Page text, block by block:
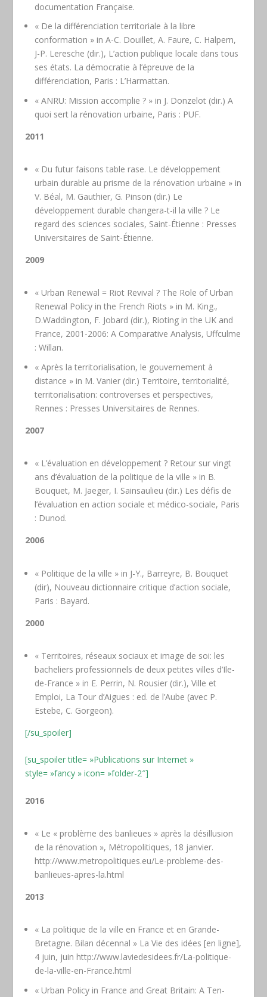
documentation Française.
« De la différenciation territoriale à la libre
conformation » in A-C. Douillet, A. Faure, C. Halpern,
J-P. Leresche (dir.), L’action publique locale dans tous
ses états. La démocratie à l’épreuve de la
différenciation, Paris : L’Harmattan.
« ANRU: Mission accomplie ? » in J. Donzelot (dir.) A
quoi sert la rénovation urbaine, Paris : PUF.
2011
« Du futur faisons table rase. Le développement
urbain durable au prisme de la rénovation urbaine » in
V. Béal, M. Gauthier, G. Pinson (dir.) Le
développement durable changera-t-il la ville ? Le
regard des sciences sociales, Saint-Étienne : Presses
Universitaires de Saint-Étienne.
2009
« Urban Renewal = Riot Revival ? The Role of Urban
Renewal Policy in the French Riots » in M. King.,
D.Waddington, F. Jobard (dir.), Rioting in the UK and
France, 2001-2006: A Comparative Analysis, Uffculme
: Willan.
« Après la territorialisation, le gouvernement à
distance » in M. Vanier (dir.) Territoire, territorialité,
territorialisation: controverses et perspectives,
Rennes : Presses Universitaires de Rennes.
2007
« L’évaluation en développement ? Retour sur vingt
ans d’évaluation de la politique de la ville » in B.
Bouquet, M. Jaeger, I. Sainsaulieu (dir.) Les défis de
l’évaluation en action sociale et médico-sociale, Paris
: Dunod.
2006
« Politique de la ville » in J-Y., Barreyre, B. Bouquet
(dir), Nouveau dictionnaire critique d’action sociale,
Paris : Bayard.
2000
« Territoires, réseaux sociaux et image de soi: les
bacheliers professionnels de deux petites villes d’Ile-
de-France » in E. Perrin, N. Rousier (dir.), Ville et
Emploi, La Tour d’Aigues : ed. de l’Aube (avec P.
Estebe, C. Gorgeon).
[/su_spoiler]
[su_spoiler title= »Publications sur Internet »
style= »fancy » icon= »folder-2″]
2016
« Le « problème des banlieues » après la désillusion
de la rénovation », Métropolitiques, 18 janvier.
http://www.metropolitiques.eu/Le-probleme-des-
banlieues-apres-la.html
2013
« La politique de la ville en France et en Grande-
Bretagne. Bilan décennal » La Vie des idées [en ligne],
4 juin, juin http://www.laviedesidees.fr/La-politique-
de-la-ville-en-France.html
« Urban Policy in France and Great Britain: A Ten-